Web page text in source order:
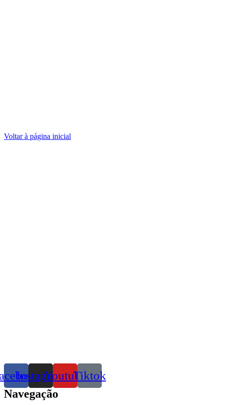
Voltar à página inicial
InstagramYoutubeTiktok
Navegação